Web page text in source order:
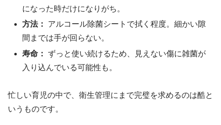
になった時だけになりがち。
方法：
アルコール除菌シートで拭く程度。細かい隙
間までは手が回らない。
寿命： ずっと使い続けるため、見えない傷に雑菌が
入り込んでいる可能性も。
忙しい育児の中で、衛生管理にまで完璧を求めるのは酷と
いうものです。